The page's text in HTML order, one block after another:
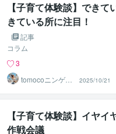
【子育て体験談】できて
きている所に注目！
記事
コラム
3
tomocoニンゲン
分析＠JLT
2025/10/21
【子育て体験談】イヤイ
作戦会議